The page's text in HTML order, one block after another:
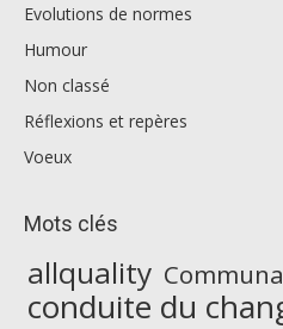
Evolutions de normes
Humour
Non classé
Réflexions et repères
Voeux
Mots clés
allquality
conduite du